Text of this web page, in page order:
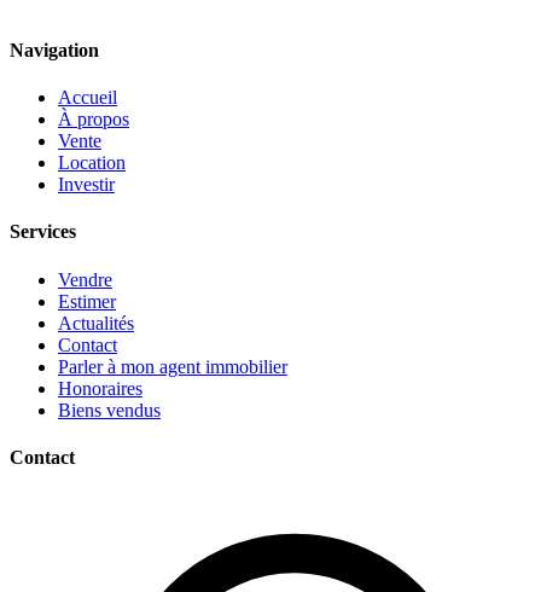
Navigation
Accueil
À propos
Vente
Location
Investir
Services
Vendre
Estimer
Actualités
Contact
Parler à mon agent immobilier
Honoraires
Biens vendus
Contact